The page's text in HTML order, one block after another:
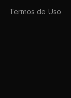
Termos de Uso